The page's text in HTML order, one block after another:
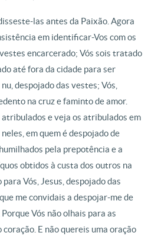
las antes da Paixão. Agora
em identificar-Vos com os
encarcerado; Vós sois tratado
até fora da cidade para ser
despojado das vestes; Vós,
na cruz e faminto de amor.
atribulados e veja os atribulados em
em quem é despojado de
pela prepotência e a
obtidos à custa dos outros na
Vós, Jesus, despojado das
me convidais a despojar-me de
Vós não olhais para as
coração. E não quereis uma oração